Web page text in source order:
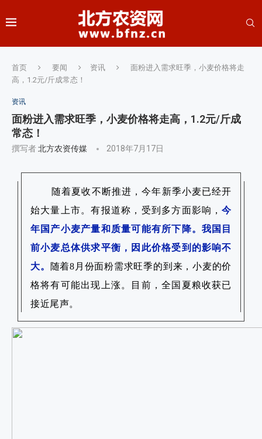
首页 要闻 资讯
面粉进入需求旺季，小麦价格将走
高，1.2元/斤成常态！
资讯
面粉进入需求旺季，小麦价格将走高，1.2元/斤成
常态！
撰写者北方农资传媒 2018年7月17日
随着夏收不断推进，今年新季小麦已经开
始大量上市。有报道称，受到多方面影响，今
年国产小麦产量和质量可能有所下降。 我国目
前小麦总体供求平衡，因此价格受到的影响不
大。
随着8月份面粉需求旺季的到来，小麦的价
格将有可能出现上涨。
目前，全国夏粮收获已
接近尾声。